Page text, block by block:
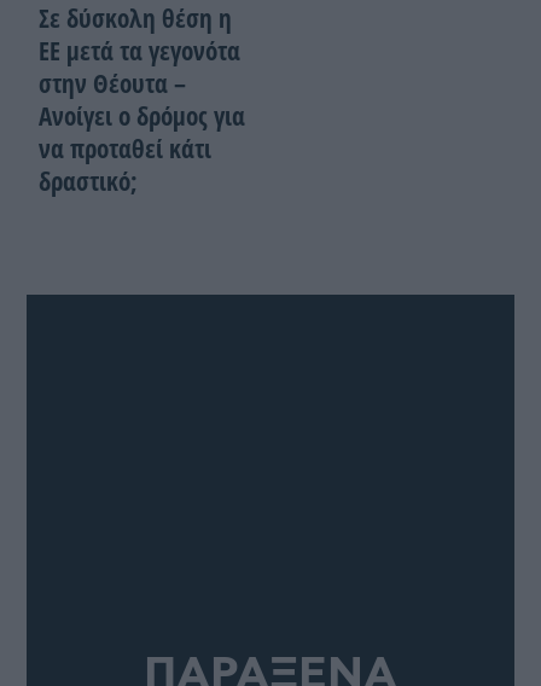
Σε δύσκολη θέση η
ΕΕ μετά τα γεγονότα
στην Θέουτα –
Ανοίγει ο δρόμος για
να προταθεί κάτι
δραστικό;